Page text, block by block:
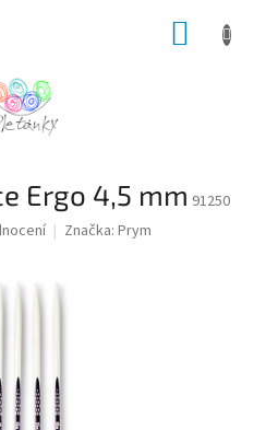
Ergo 4,5 mm 91250
Značka: Prym